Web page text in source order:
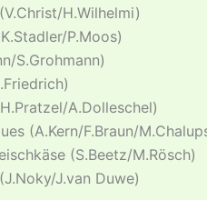
H.Wilhelmi)
P.Moos)
S.Grohmann)
A.Dolleschel)
(A.Kern/F.Braun/
(S.Beetz/M.Rösch)
J.van Duwe)